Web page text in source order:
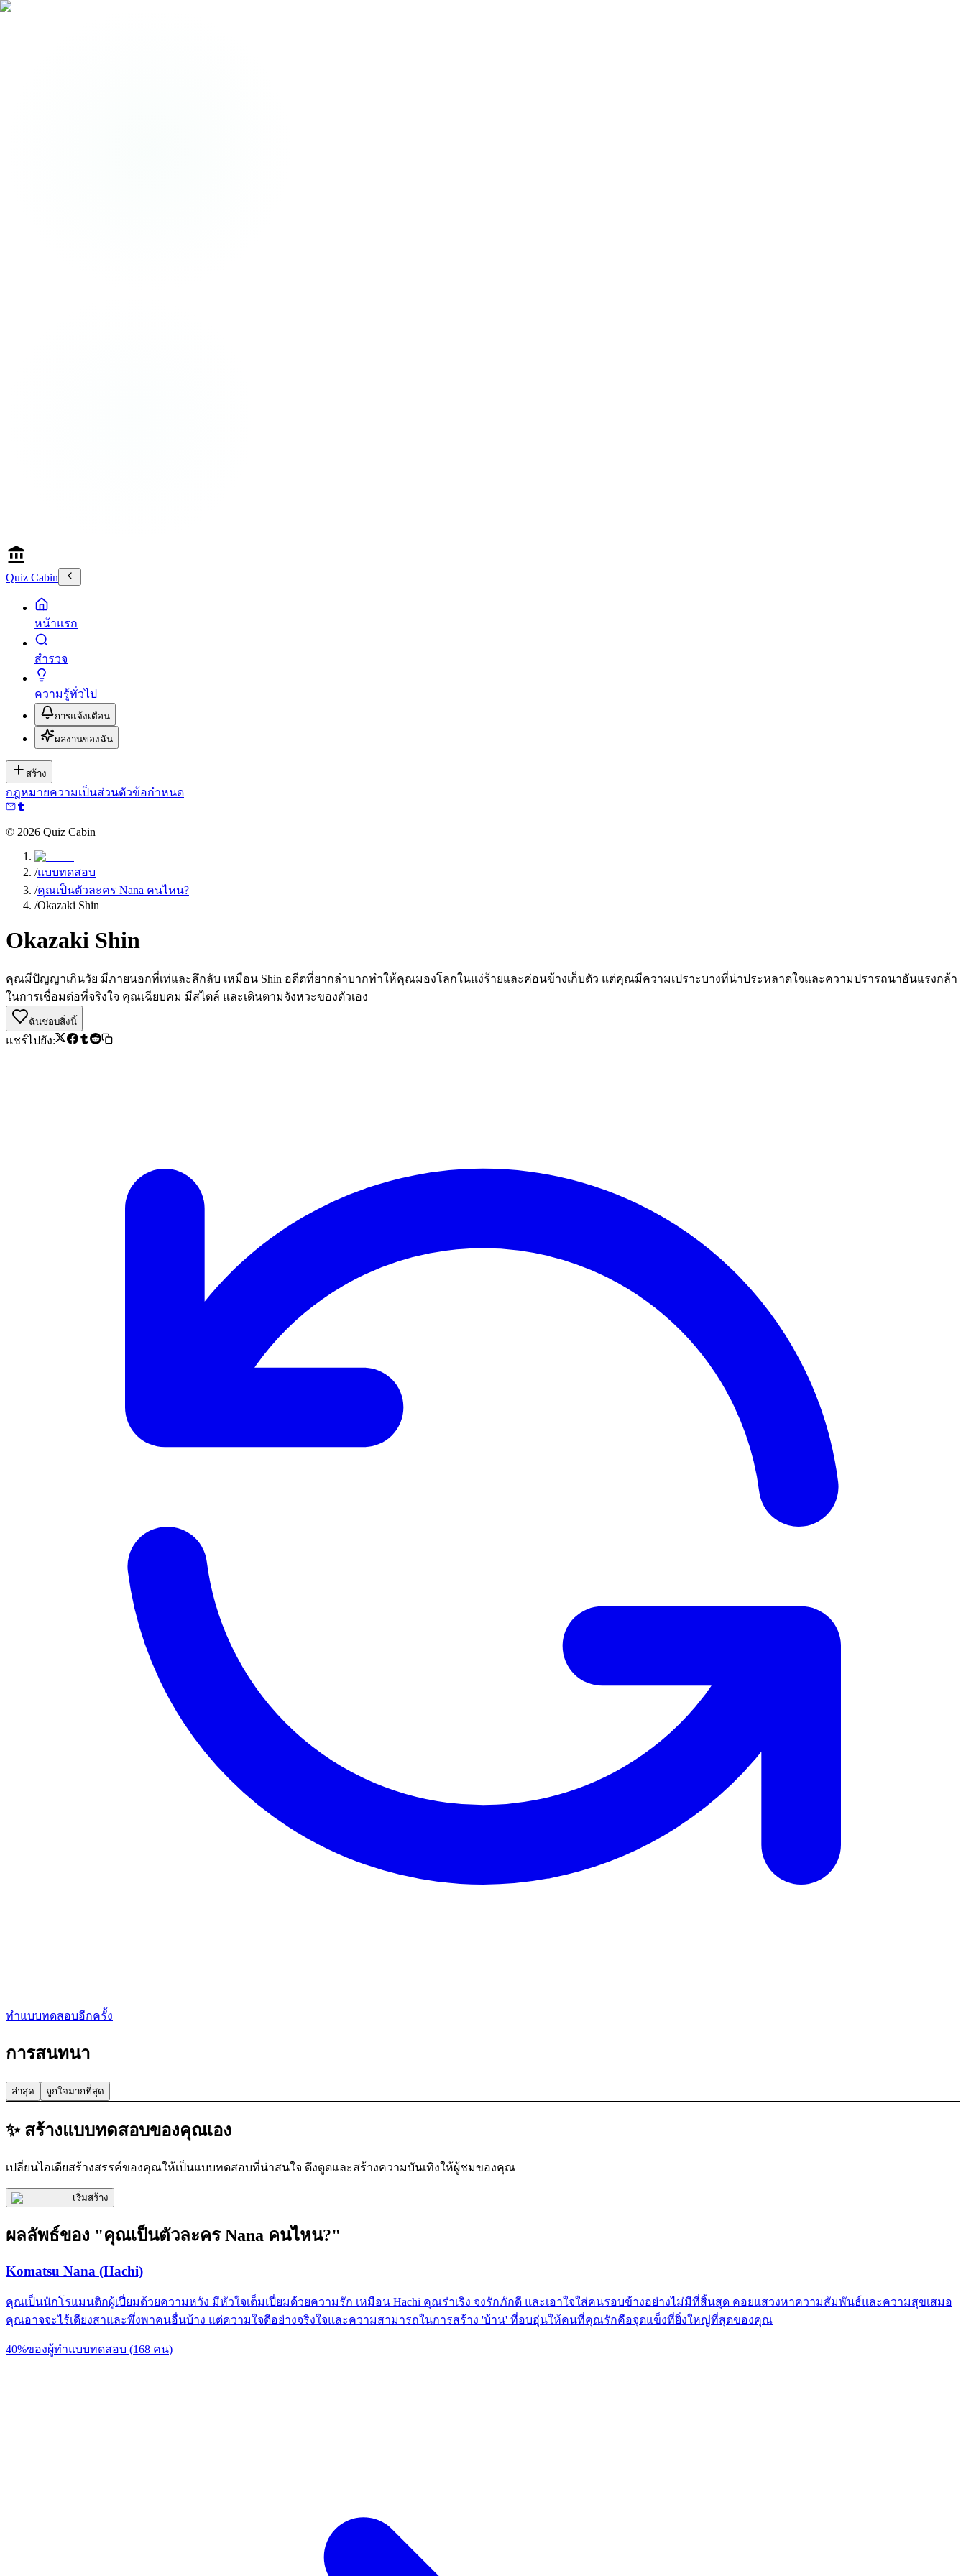
Quiz Cabin
หน้าแรก
สำรวจ
ความรู้ทั่วไป
การแจ้งเตือน
ผลงานของฉัน
สร้าง
กฎหมายความเป็นส่วนตัวข้อกำหนด
© 2026 Quiz Cabin
/แบบทดสอบ
/คุณเป็นตัวละคร Nana คนไหน?
/Okazaki Shin
Okazaki Shin
คุณมีปัญญาเกินวัย มีภายนอกที่เท่และลึกลับ เหมือน Shin อดีตที่ยากลำบากทำให้คุณมองโลกในแง่ร้ายและค่อนข้างเก็บตัว แต่คุณมีความเปราะบางที่น่าประหลาดใจและความปรารถนาอันแรงกล้า
ในการเชื่อมต่อที่จริงใจ คุณเฉียบคม มีสไตล์ และเดินตามจังหวะของตัวเอง
ฉันชอบสิ่งนี้
แชร์ไปยัง:
ทำแบบทดสอบอีกครั้ง
การสนทนา
ล่าสุด ถูกใจมากที่สุด
✨ สร้างแบบทดสอบของคุณเอง
เปลี่ยนไอเดียสร้างสรรค์ของคุณให้เป็นแบบทดสอบที่น่าสนใจ ดึงดูดและสร้างความบันเทิงให้ผู้ชมของคุณ
เริ่มสร้าง
ผลลัพธ์ของ "คุณเป็นตัวละคร Nana คนไหน?"
Komatsu Nana (Hachi)
คุณเป็นนักโรแมนติกผู้เปี่ยมด้วยความหวัง มีหัวใจเต็มเปี่ยมด้วยความรัก เหมือน Hachi คุณร่าเริง จงรักภักดี และเอาใจใส่คนรอบข้างอย่างไม่มีที่สิ้นสุด คอยแสวงหาความสัมพันธ์และความสุขเสมอ
คุณอาจจะไร้เดียงสาและพึ่งพาคนอื่นบ้าง แต่ความใจดีอย่างจริงใจและความสามารถในการสร้าง 'บ้าน' ที่อบอุ่นให้คนที่คุณรักคือจุดแข็งที่ยิ่งใหญ่ที่สุดของคุณ
40%ของผู้ทำแบบทดสอบ (168 คน)